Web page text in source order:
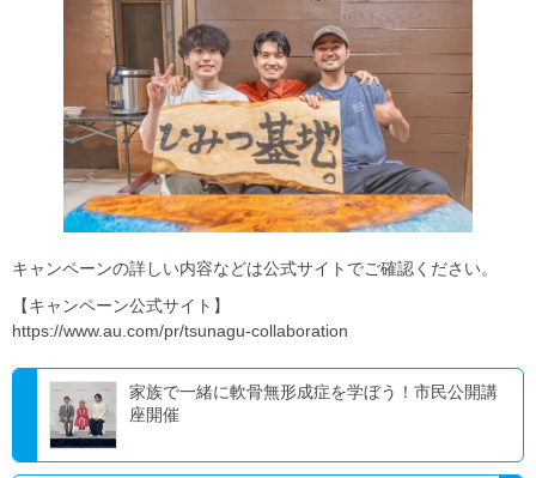
キャンペーンの詳しい内容などは公式サイトでご確認ください。
【キャンペーン公式サイト】
https://www.au.com/pr/tsunagu-collaboration
家族で一緒に軟骨無形成症を学ぼう！市民公開講
座開催